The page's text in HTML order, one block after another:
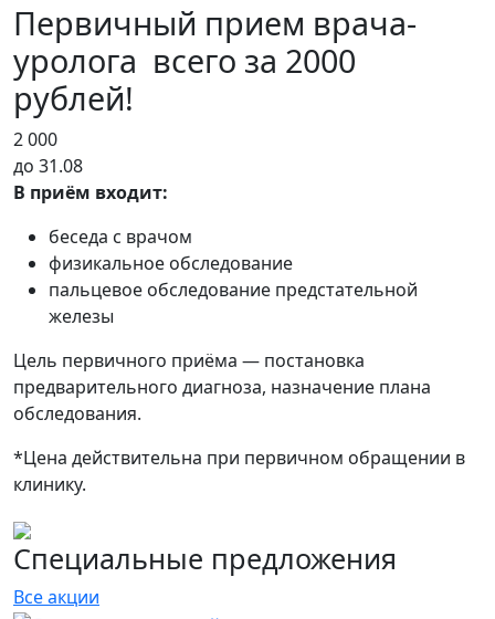
Первичный прием врача-
уролога всего за 2000
рублей!
2 000
до 31.08
В приём входит:
беседа с врачом
физикальное обследование
пальцевое обследование предстательной
железы
Цель первичного приёма — постановка
предварительного диагноза, назначение плана
обследования.
*Цена действительна при первичном обращении в
клинику.
Специальные предложения
Все акции